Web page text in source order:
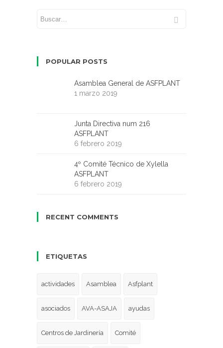
POPULAR POSTS
Asamblea General de ASFPLANT
1 marzo 2019
Junta Directiva num 216
ASFPLANT
6 febrero 2019
4º Comité Técnico de Xylella
ASFPLANT
6 febrero 2019
RECENT COMMENTS
ETIQUETAS
actividades Asamblea Asfplant
asociados AVA-ASAJA ayudas
Centros de Jardinería Comité